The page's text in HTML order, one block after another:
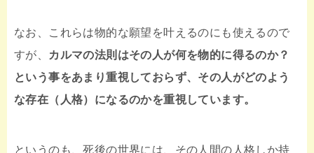
なお、これらは物的な願望を叶えるのにも使えるので
すが、 カルマの法則はその人が何を物的に得るのか？
という事をあまり重視しておらず、その人がどのよう
な存在（人格）になるのかを重視しています。
というのも、死後の世界には、その人間の人格しか持